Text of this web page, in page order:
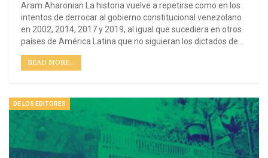
Aram Aharonian La historia vuelve a repetirse como en los
intentos de derrocar al gobierno constitucional venezolano
en 2002, 2014, 2017 y 2019, al igual que sucediera en otros
países de América Latina que no siguieran los dictados de…
READ MORE...
DE LOS EDITORES